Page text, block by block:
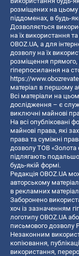
розміщених на цьому
піддоменах, в будь-
Дозволяється
на їх використання
OBOZ.UA, а для
дозволу на їх
розміщення прямого,
гіперпосилання на
https://
матеріал в першому
Всі матеріали на
дослідження – є
виключні майнові
На всі опубліковані
майнові права, які
права та суміжні
дозволу ТОВ «Золота
підлягають
будь-якій формі.
Редакція OBOZ.UA
авторському
в рекламних
Заборонено
хоч із зазначенням
логотипу OBOZ.UA
письмового дозволу
Незаконним
копiювання,
використання,